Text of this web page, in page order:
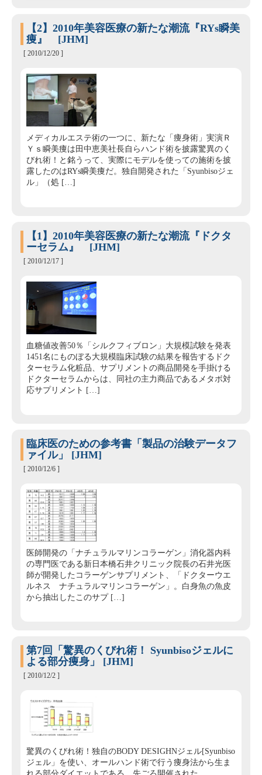
【2】2010年美容医療の新たな潮流『RYs瞬美
痩』 [JHM]
[ 2010/12/20 ]
メディカルエステ術の一つに、新たな「痩身術」実演Ｒ
Ｙｓ瞬美痩は田中恵美社長自らハンド術を披露驚異のく
びれ術！と銘うって、実際にモデルを使っての施術を披
露したのはRYs瞬美痩だ。独自開発された「Syunbisoジェ
ル」（処 […]
【1】2010年美容医療の新たな潮流『ドクタ
ーセラム』 [JHM]
[ 2010/12/17 ]
血糖値改善50％「シルクフィブロン」大規模試験を発表
1451名にものぼる大規模臨床試験の結果を報告するドク
ターセラム化粧品、サプリメントの商品開発を手掛ける
ドクターセラムからは、同社の主力商品であるメタボ対
応サプリメント […]
臨床医のための参考書「製品の治験データフ
ァイル」 [JHM]
[ 2010/12/6 ]
医師開発の「ナチュラルマリンコラーゲン」消化器内科
の専門医である新日本橋石井クリニック院長の石井光医
師が開発したコラーゲンサプリメント、「ドクターウエ
ルネス ナチュラルマリンコラーゲン」。白身魚の魚皮
から抽出したこのサプ […]
第7回「驚異のくびれ術！ Syunbisoジェルに
よる部分痩身」 [JHM]
[ 2010/12/2 ]
驚異のくびれ術！独自のBODY DESIGHNジェル[Syunbiso
ジェル」を使い、オールハンド術で行う痩身法から生ま